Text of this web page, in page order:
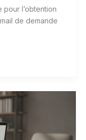
l’obtention
mail de demande